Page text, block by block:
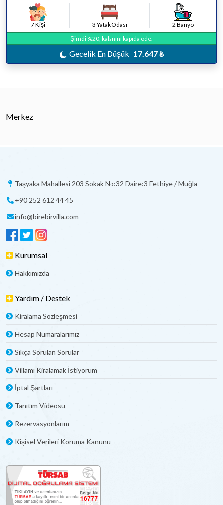
7 Kişi 3 Yatak Odası
2 Banyo
Şimdi %20, kalanını kapıda öde.
Gecelik En Düşük 17.647 ₺
Merkez
Taşyaka Mahallesi 203 Sokak No:32 Daire:3 Fethiye / Muğla
+90 252 612 44 45
info@birebirvilla.com
Kurumsal
Hakkımızda
Yardım / Destek
Kiralama Sözleşmesi
Hesap Numaralarımız
Sıkça Sorulan Sorular
Villamı Kiralamak İstiyorum
İptal Şartları
Tanıtım Videosu
Rezervasyonlarım
Kişisel Verileri Koruma Kanunu